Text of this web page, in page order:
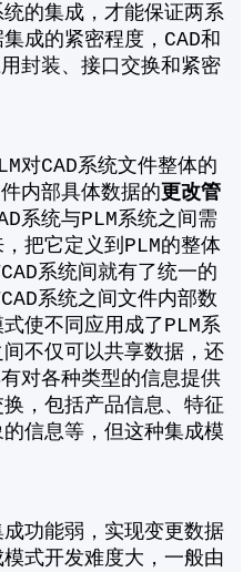
的集成，才能保证两系
成的紧密程度，CAD和
封装、接口交换和紧密
对CAD系统文件整体的
内部具体数据的更改管
系统与PLM系统之间需
把它定义到PLM的整体
系统间就有了统一的
系统之间文件内部数
使不同应用成了PLM系
不仅可以共享数据，还
对各种类型的信息提供
，包括产品信息、特征
信息等，但这种集成模
功能弱，实现变更数据
式开发难度大，一般由